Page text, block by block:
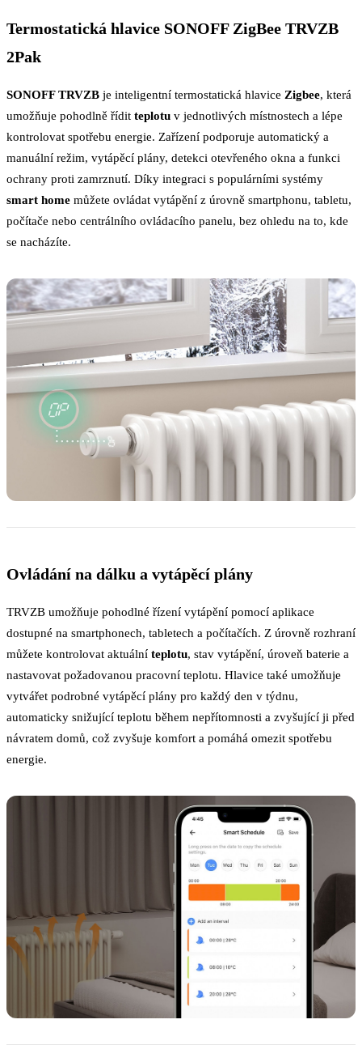
Termostatická hlavice SONOFF ZigBee TRVZB
2Pak
SONOFF TRVZB je inteligentní termostatická hlavice Zigbee, která
umožňuje pohodlně řídit teplotu v jednotlivých místnostech a lépe
kontrolovat spotřebu energie. Zařízení podporuje automatický a
manuální režim, vytápěcí plány, detekci otevřeného okna a funkci
ochrany proti zamrznutí. Díky integraci s populárními systémy
smart home můžete ovládat vytápění z úrovně smartphonu, tabletu,
počítače nebo centrálního ovládacího panelu, bez ohledu na to, kde
se nacházíte.
Ovládání na dálku a vytápěcí plány
TRVZB umožňuje pohodlné řízení vytápění pomocí aplikace
dostupné na smartphonech, tabletech a počítačích. Z úrovně rozhraní
můžete kontrolovat aktuální teplotu, stav vytápění, úroveň baterie a
nastavovat požadovanou pracovní teplotu. Hlavice také umožňuje
vytvářet podrobné vytápěcí plány pro každý den v týdnu,
automaticky snižující teplotu během nepřítomnosti a zvyšující ji před
návratem domů, což zvyšuje komfort a pomáhá omezit spotřebu
energie.